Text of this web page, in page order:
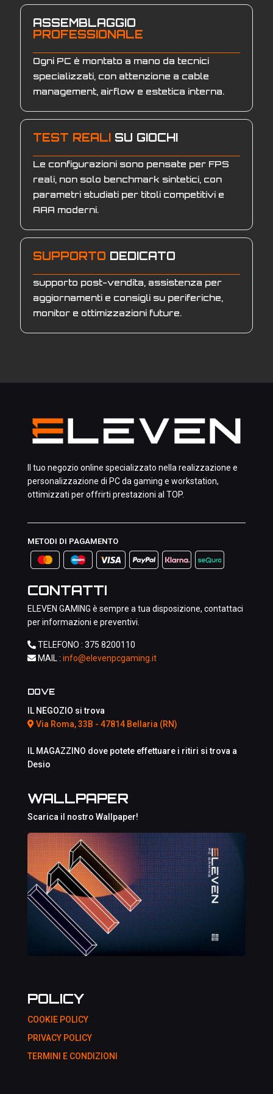
ASSEMBLAGGIO
PROFESSIONALE
Ogni PC è montato a mano da tecnici
specializzati, con attenzione a cable
management, airflow e estetica interna.
TEST REALI SU GIOCHI
Le configurazioni sono pensate per FPS
reali, non solo benchmark sintetici, con
parametri studiati per titoli competitivi e
AAA moderni.
SUPPORTO DEDICATO
supporto post-vendita, assistenza per
aggiornamenti e consigli su periferiche,
monitor e ottimizzazioni future.
Il tuo negozio online specializzato nella realizzazione e
personalizzazione di PC da gaming e workstation,
ottimizzati per offrirti prestazioni al TOP.
METODI DI PAGAMENTO
CONTATTI
ELEVEN GAMING è sempre a tua disposizione, contattaci
per informazioni e preventivi.
TELEFONO : 375 8200110
MAIL : info@elevenpcgaming.it
DOVE
IL NEGOZIO si trova
Via Roma, 33B - 47814 Bellaria (RN)
IL MAGAZZINO dove potete effettuare i ritiri si trova a
Desio
WALLPAPER
Scarica il nostro Wallpaper!
POLICY
COOKIE POLICY
PRIVACY POLICY
TERMINI E CONDIZIONI